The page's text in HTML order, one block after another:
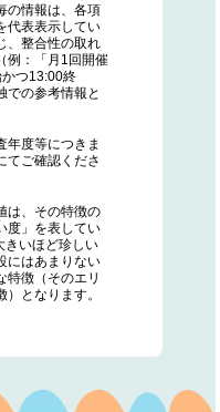
の情報は、各項
代表表示してい
、整合性の取れ
例：「月1回開催
つ13:00終
での参考情報と
年度等につきま
てご確認くださ
は、その特徴の
度」を表してい
きいほど珍しい
にはあまりない
特徴（そのエリ
となります。